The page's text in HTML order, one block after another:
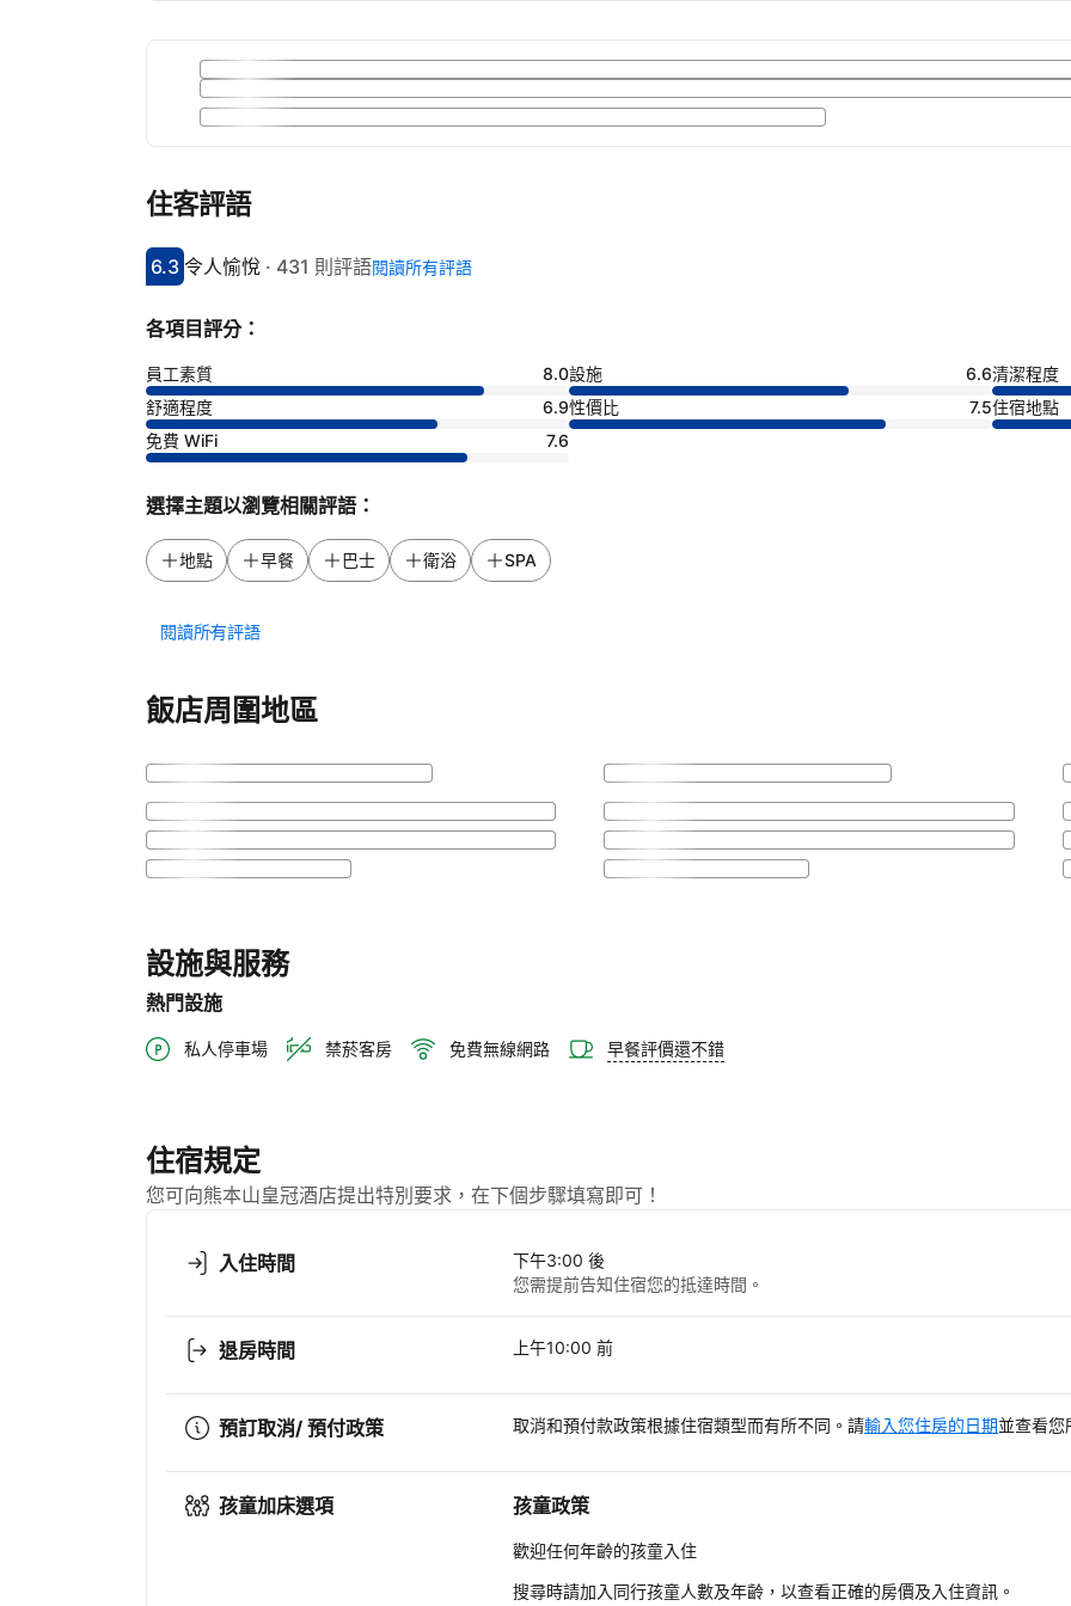
住客評語
分數6.3分
6.3
評比令人愉悅
令人愉悅 · 431 則評語閱讀所有評語
各項目評分：
員工素質 8.0設施 6.6清潔程度
舒適程度
6.9性價比 7.5住宿地點
免費 WiFi
7.6
選擇主題以瀏覽相關評語：
地點 早餐 巴士 衛浴 SPA
閱讀所有評語
飯店周圍地區
設施與服務
熱門設施
私人停車場 禁菸客房 免費無線網路 早餐評價還不錯
住宿規定
您可向熊本山皇冠酒店提出特別要求，在下個步驟填寫即可！
入住時間
下午3:00 後
您需提前告知住宿您的抵達時間。
退房時間 上午10:00 前
預訂取消/ 預付政策 取消和預付款政策根據住宿類型而有所不同。請輸入您住房的日期並查看您
孩童加床選項 孩童政策
歡迎任何年齡的孩童入住
搜尋時請加入同行孩童人數及年齡，以查看正確的房價及入住資訊。